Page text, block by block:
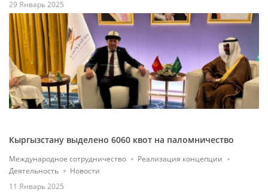
29 Январь 2025
Кыргызстану выделено 6060 квот на паломничество
Международное сотрудничество
Реализация концепции
Деятельность
Новости
11 Январь 2025